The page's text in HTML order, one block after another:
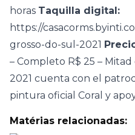
horas Taquilla digital:
https://
grosso-do-sul-2021
– Completo R$ 25 –
2021 cuenta con el
pintura oficial Coral y
Matérias relacionadas: